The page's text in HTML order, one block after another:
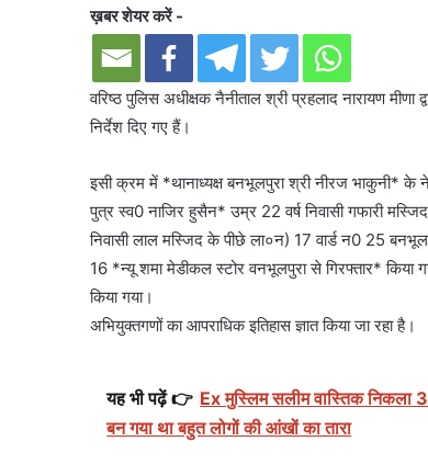
ख़बर शेयर करें -
वरिष्ठ पुलिस अधीक्षक नैनीताल श्री प्रहलाद नारायण
निर्देश दिए गए हैं।
इसी क्रम में *थानाध्यक्ष बनभूलपुरा श्री नीरज भाकुनी*
पुत्र स्व0 नाजिर हुसैन* उम्र 22 वर्ष निवासी गफारी
निवासी लाल मस्जिद के पीछे ला०न) 17 वार्ड न0 25
16 *न्यू शमा मेडीकल स्टोर वनभूलपुरा से गिरफ्तार*
किया गया।
अभियुक्तगणों का आपराधिक इतिहास ज्ञात किया जा रहा है।
यह भी पढ़ें 👉 Ex मुस्लिम सलीम वास्तिक निकला
बन गया था बहुत लोगों की आंखों का तारा